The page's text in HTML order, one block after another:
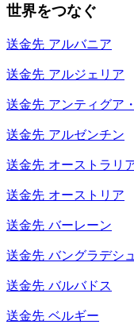
世界をつなぐ
送金先 アルバニア
送金先 アルジェリア
送金先 アンティグア
送金先 アルゼンチン
送金先 オーストラリ
送金先 オーストリア
送金先 バーレーン
送金先 バングラデシ
送金先 バルバドス
送金先 ベルギー